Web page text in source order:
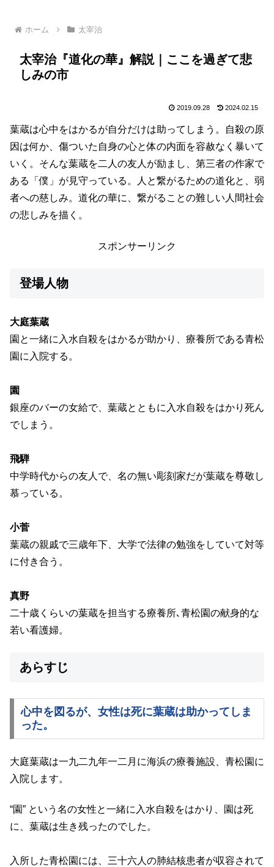
ホーム 太宰治
太宰治『道化の華』解説｜ここを過ぎて悲
しみの市
2019.09.28 2024.02.15
葉蔵は心中をはかるが自分だけは助ってしまう。自殺の原
因は何か、傷ついた自身の心と体の内面を容赦なく暴いて
いく。そんな葉蔵を二人の友人が励まし、第三者の作家で
ある「僕」が見守っている。人と繋がるための道化と、弱
者への慈しみ。道化の華に、繋がることの難しい人間社会
の悲しみを描く。
スポンサーリンク
登場人物
大庭葉蔵
園と一緒に入水自殺をはかるが助かり、療養所である青松
園に入院する。
園
銀座のバーの女給で、葉蔵とともに入水自殺をはかり死ん
でしまう。
飛騨
中学時代からの友人で、名の無い彫刻家だが葉蔵を尊敬し
慕っている。
小菅
葉蔵の親戚で三歳年下、大学で法律の勉強をしていて対等
に付き合う。
真野
二十歳くらいの葉蔵を担当する療養所､青松園の献身的な
若い看護婦。
あらすじ
心中を図るが、女性は死に葉蔵は助かってしま
った。
大庭葉蔵は一九二九年一二月に海浜の療養施設、青松園に
入院します。
“園” という名の女性と一緒に入水自殺をはかり、園は死
に、葉蔵は生き残ったのでした。
入所した青松園には、三十六人の肺結核患者が収容されて